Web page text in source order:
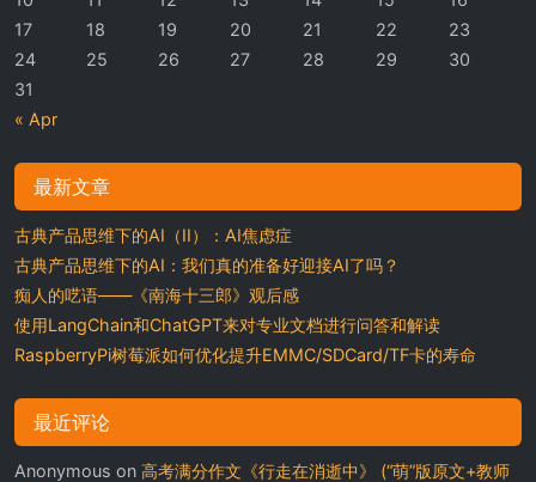
« Apr
17
18 19 20 21 22
23
24
25 26 27 28 29
30
31
最新文章
古典产品思维下的AI（II）：AI焦虑症
古典产品思维下的AI：我们真的准备好迎接AI了吗？
痴人的呓语——《南海十三郎》观后感
使用LangChain和ChatGPT来对专业文档进行问答和解读
RaspberryPi树莓派如何优化提升EMMC/SDCard/TF卡的寿命
最近评论
Anonymous on 高考满分作文《行走在消逝中》 (“萌”版原文+教师